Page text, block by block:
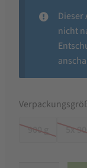
nicht
900 g
5x